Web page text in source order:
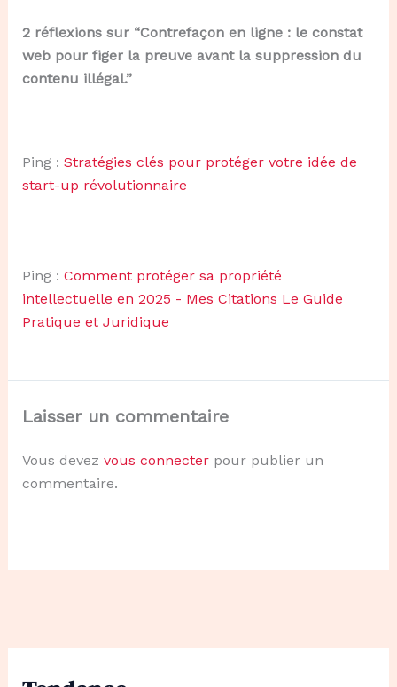
2 réflexions sur “Contrefaçon en ligne : le constat
web pour figer la preuve avant la suppression du
contenu illégal.”
Ping : Stratégies clés pour protéger votre idée de
start-up révolutionnaire
Ping : Comment protéger sa propriété
intellectuelle en 2025 - Mes Citations Le Guide
Pratique et Juridique
Laisser un commentaire
Vous devez vous connecterpour publier un
commentaire.